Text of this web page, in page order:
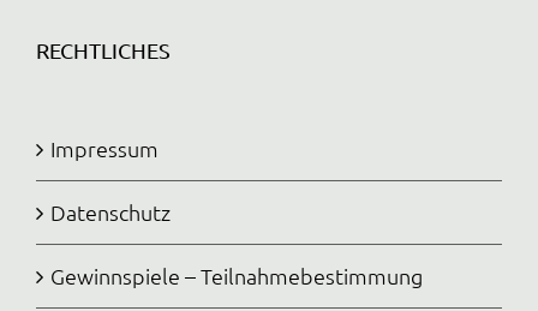
RECHTLICHES
Impressum
Datenschutz
Gewinnspiele – Teilnahmebestimmung